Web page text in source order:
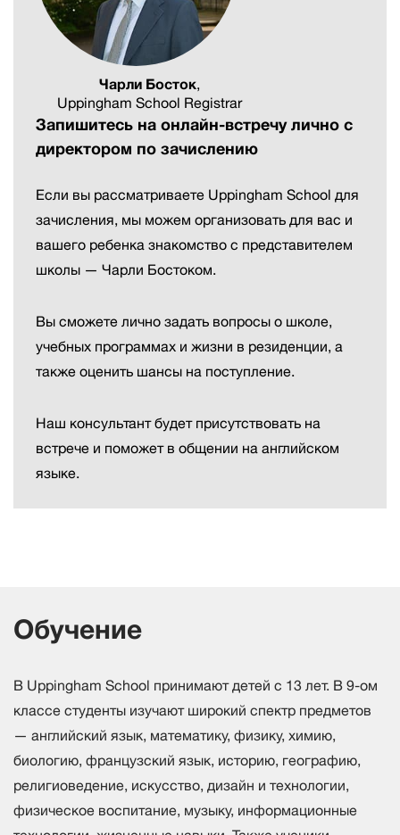
Чарли Босток,
Uppingham School Registrar
Запишитесь на онлайн-встречу лично с
директором по зачислению
Если вы рассматриваете Uppingham School для
зачисления, мы можем организовать для вас и
вашего ребенка знакомство с представителем
школы — Чарли Бостоком.
Вы сможете лично задать вопросы о школе,
учебных программах и жизни в резиденции, а
также оценить шансы на поступление.
Наш консультант будет присутствовать на
встрече и поможет в общении на английском
языке.
Обучение
В Uppingham School принимают детей с 13 лет. В 9-ом
классе студенты изучают широкий спектр предметов
— английский язык, математику, физику, химию,
биологию, французский язык, историю, географию,
религиоведение, искусство, дизайн и технологии,
физическое воспитание, музыку, информационные